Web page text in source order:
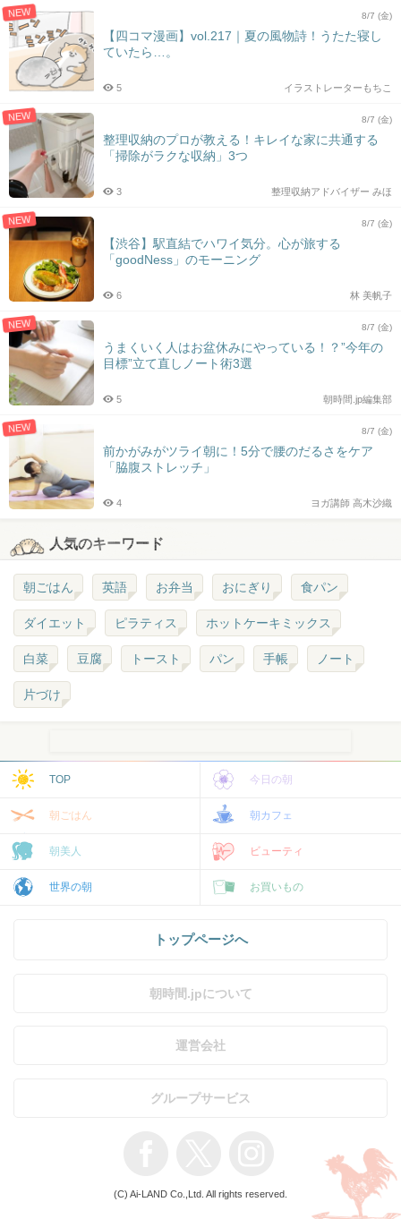
NEW 8/7 (金)
【四コマ漫画】vol.217｜夏の風物詩！うたた寝し
ていたら…。
イラストレーターもちこ
5
NEW 8/7 (金)
整理収納のプロが教える！キレイな家に共通する
「掃除がラクな収納」3つ
整理収納アドバイザー みほ
3
NEW 8/7 (金)
【渋谷】駅直結でハワイ気分。心が旅する
「goodNess」のモーニング
林 美帆子
6
NEW 8/7 (金)
うまくいく人はお盆休みにやっている！？”今年の
目標”立て直しノート術3選
朝時間.jp編集部
5
NEW 8/7 (金)
前かがみがツライ朝に！5分で腰のだるさをケア
「脇腹ストレッチ」
ヨガ講師 高木沙織
4
人気のキーワード
朝ごはん 英語 お弁当 おにぎり 食パン
ダイエット ピラティス ホットケーキミックス
白菜 豆腐 トースト パン 手帳 ノート
片づけ
TOP 今日の朝
朝ごはん 朝カフェ
朝美人 ビューティ
世界の朝 お買いもの
トップページへ
朝時間.jpについて
運営会社
グループサービス
(C) Ai-LAND Co.,Ltd. All rights reserved.